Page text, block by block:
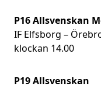
P16 Allsvenskan
IF Elfsborg –
klockan 14.00
P19 Allsvenskan